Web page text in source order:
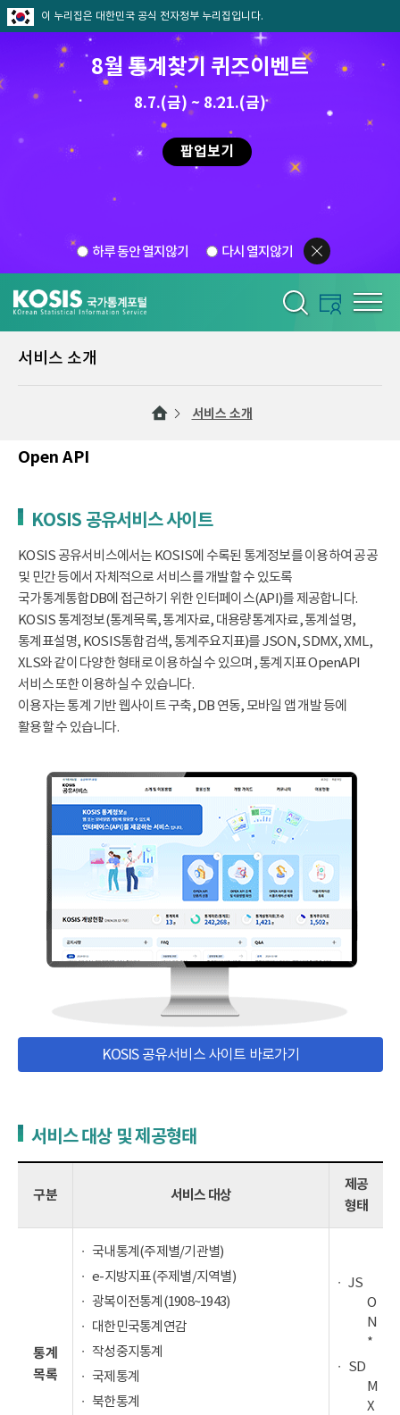
이 누리집은 대한민국 공식 전자정부 누리집입니다.
8월 통계찾기 퀴즈이벤트
8.7.(금) ~ 8.21.(금)
팝업보기
하루 동안 열지않기 다시 열지않기
서비스 소개
서비스 소개
Open API
KOSIS 공유서비스 사이트
KOSIS 공유서비스에서는 KOSIS에 수록된 통계정보를 이용하여 공공
및 민간 등에서 자체적으로 서비스를 개발할 수 있도록
국가통계통합DB에 접근하기 위한 인터페이스(API)를 제공합니다.
KOSIS 통계정보(통계목록, 통계자료, 대용량통계자료, 통계설명,
통계표설명, KOSIS통합검색, 통계주요지표)를 JSON, SDMX, XML,
XLS와 같이 다양한 형태로 이용하실 수 있으며, 통계지표 OpenAPI
서비스 또한 이용하실 수 있습니다.
이용자는 통계 기반 웹사이트 구축, DB 연동, 모바일 앱 개발 등에
활용할 수 있습니다.
KOSIS 공유서비스 사이트 바로가기
서비스 대상 및 제공형태
구분 서비스 대상
제공
형태
통계
목록
국내통계(주제별/기관별)
e-지방지표(주제별/지역별)
광복이전통계(1908~1943)
대한민국통계연감
작성중지통계
국제통계
북한통계
JS
O
N
*
SD
M
X